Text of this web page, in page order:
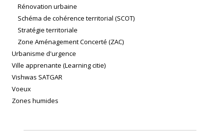
Rénovation urbaine
Schéma de cohérence territorial (SCOT)
Stratégie territoriale
Zone Aménagement Concerté (ZAC)
Urbanisme d'urgence
Ville apprenante (Learning citie)
Vishwas SATGAR
Voeux
Zones humides